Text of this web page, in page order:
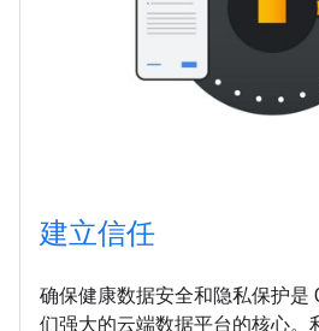
建立信任
确保健康数据安全和隐私保护是
们强大的云端数据平台的核心。